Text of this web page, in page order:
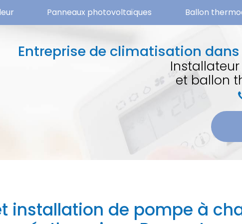
Panneaux photovoltaïques Ballon
Entreprise de climatisation
et ballon
installation de pompe à